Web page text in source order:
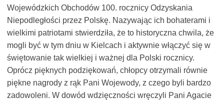
Wojewódzkich Obchodów 100. rocznicy Odzyskania
Niepodległości przez Polskę. Nazywając ich bohaterami i
wielkimi patriotami stwierdziła, że to historyczna chwila, że
mogli być w tym dniu w Kielcach i aktywnie włączyć się w
świętowanie tak wielkiej i ważnej dla Polski rocznicy.
Oprócz pięknych podziękowań, chłopcy otrzymali równie
piękne nagrody z rąk Pani Wojewody, z czego byli bardzo
zadowoleni. W dowód wdzięczności wręczyli Pani Agacie